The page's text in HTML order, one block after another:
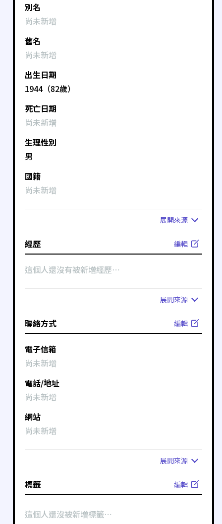
別名
尚未新增
舊名
尚未新增
出生日期
1944（82歲）
死亡日期
尚未新增
生理性別
男
國籍
尚未新增
展開來源
經歷 編輯
這個人還沒有被新增經歷⋯
展開來源
聯絡方式 編輯
電子信箱
尚未新增
電話/地址
尚未新增
網站
尚未新增
展開來源
標籤 編輯
這個人還沒被新增標籤⋯